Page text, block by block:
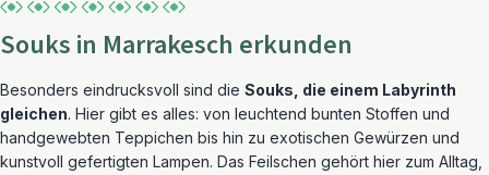
Souks in Marrakesch erkunden
Besonders eindrucksvoll sind die Souks, die einem Labyrinth
gleichen. Hier gibt es alles: von leuchtend bunten Stoffen und
handgewebten Teppichen bis hin zu exotischen Gewürzen und
kunstvoll gefertigten Lampen. Das Feilschen gehört hier zum Alltag,